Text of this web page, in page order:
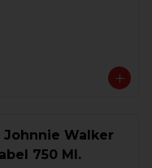
Johnnie Walker
750 Ml.